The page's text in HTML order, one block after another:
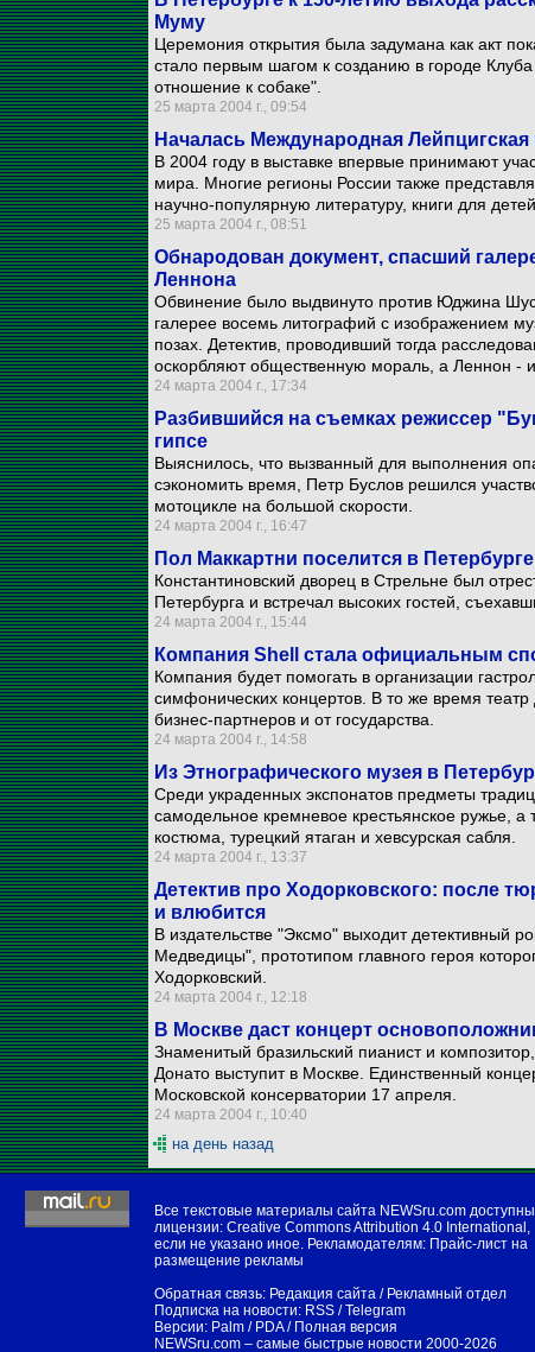
Муму
Церемония открытия была задумана как акт
стало первым шагом к созданию в городе
отношение к собаке".
25 марта 2004 г., 09:54
Началась Международная
В 2004 году в выставке впервые принимают
мира. Многие регионы России также
научно-популярную литературу, книги для детей.
25 марта 2004 г., 08:51
Обнародован документ, спасший
Леннона
Обвинение было выдвинуто против Юджина
галерее восемь литографий с изображением
позах. Детектив, проводивший тогда
оскорбляют общественную мораль, а Леннон -
24 марта 2004 г., 17:34
Разбившийся на съемках режиссер
гипсе
Выяснилось, что вызванный для выполнения
сэкономить время, Петр Буслов решился
мотоцикле на большой скорости.
24 марта 2004 г., 16:47
Пол Маккартни поселится в
Константиновский дворец в Стрельне был
Петербурга и встречал высоких гостей,
24 марта 2004 г., 15:44
Компания Shell стала официальным
Компания будет помогать в организации
симфонических концертов. В то же время театр
бизнес-партнеров и от государства.
24 марта 2004 г., 14:58
Из Этнографического музея в
Среди украденных экспонатов предметы
самодельное кремневое крестьянское ружье, а
костюма, турецкий ятаган и хевсурская сабля.
24 марта 2004 г., 13:37
Детектив про Ходорковского: после
и влюбится
В издательстве "Эксмо" выходит детективный
Медведицы", прототипом главного героя
Ходорковский.
24 марта 2004 г., 12:18
В Москве даст концерт
Знаменитый бразильский пианист и
Донато выступит в Москве. Единственный
Московской консерватории 17 апреля.
24 марта 2004 г., 10:40
на день назад
Все текстовые материалы сайта NEWSru.com
лицензии: Creative Commons Attribution 4.0 International ,
если не указано иное. Рекламодателям: Прайс-лист на
размещение рекламы
Обратная связь: Редакция сайта / Рекламный отдел
Подписка на новости: RSS /Telegram
Версии: Palm / PDA/ Полная версия
NEWSru.com – самые быстрые новости 2000-2026